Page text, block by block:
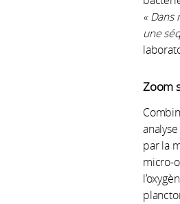
« Dans
une
Zoom
par la
micro-